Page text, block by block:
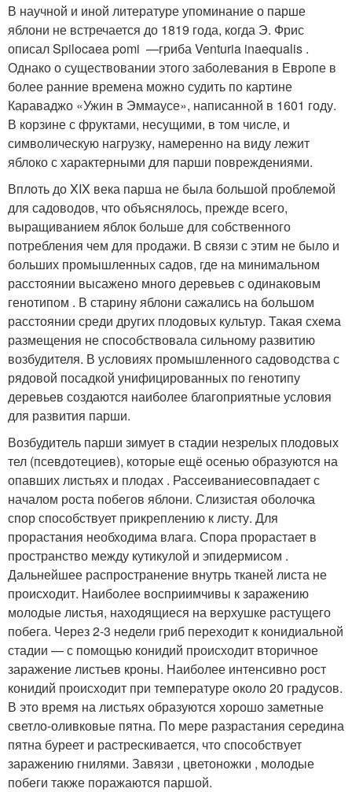
В научной и иной литературе упоминание о парше
яблони не встречается до 1819 года, когда Э. Фрис
описал Spilocaea pomi —гриба Venturia inaequalis .
Однако о существовании этого заболевания в Европе в
более ранние времена можно судить по картине
Караваджо «Ужин в Эммаусе», написанной в 1601 году.
В корзине с фруктами, несущими, в том числе, и
символическую нагрузку, намеренно на виду лежит
яблоко с характерными для парши повреждениями.
Вплоть до XIX века парша не была большой проблемой
для садоводов, что объяснялось, прежде всего,
выращиванием яблок больше для собственного
потребления чем для продажи. В связи с этим не было и
больших промышленных садов, где на минимальном
расстоянии высажено много деревьев с одинаковым
генотипом . В старину яблони сажались на большом
расстоянии среди других плодовых культур. Такая схема
размещения не способствовала сильному развитию
возбудителя. В условиях промышленного садоводства с
рядовой посадкой унифицированных по генотипу
деревьев создаются наиболее благоприятные условия
для развития парши.
Возбудитель парши зимует в стадии незрелых плодовых
тел (псевдотециев), которые ещё осенью образуются на
опавших листьях и плодах . Рассеиваниесовпадает с
началом роста побегов яблони. Слизистая оболочка
спор способствует прикреплению к листу. Для
прорастания необходима влага. Спора прорастает в
пространство между кутикулой и эпидермисом .
Дальнейшее распространение внутрь тканей листа не
происходит. Наиболее восприимчивы к заражению
молодые листья, находящиеся на верхушке растущего
побега. Через 2-3 недели гриб переходит к конидиальной
стадии — с помощью конидий происходит вторичное
заражение листьев кроны. Наиболее интенсивно рост
конидий происходит при температуре около 20 градусов.
В это время на листьях образуются хорошо заметные
светло-оливковые пятна. По мере разрастания середина
пятна буреет и растрескивается, что способствует
заражению гнилями. Завязи , цветоножки , молодые
побеги также поражаются паршой.